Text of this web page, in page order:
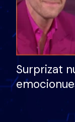
Surprizat
nëna dhe
nuk i